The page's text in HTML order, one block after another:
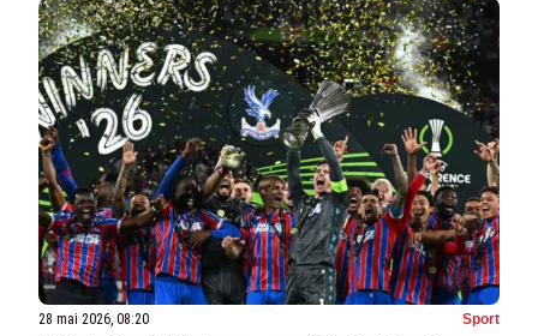
28 mai 2026, 08:20 Sport